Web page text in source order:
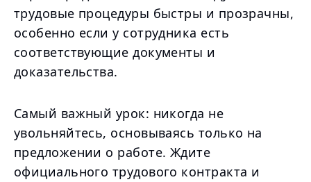
трудовые процедуры быстры и прозрачны,
особенно если у сотрудника есть
соответствующие документы и
доказательства.
Самый важный урок: никогда не
увольняйтесь, основываясь только на
предложении о работе. Ждите
официального трудового контракта и